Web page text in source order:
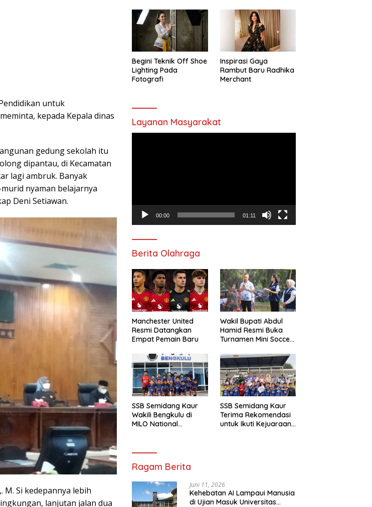
untuk
kepada Kepala dinas
gedung sekolah itu
dipantau, di Kecamatan
lagi ambruk. Banyak
nyaman belajarnya
Deni Setiawan.
M. Si kedepannya lebih
lanjutan jalan dua
Begini Teknik Off Shoe
Lighting Pada
Fotografi
Inspirasi Gaya
Rambut Baru Radhika
Merchant
Layanan Masyarakat
00:00 01:11
Berita Olahraga
Manchester United
Resmi Datangkan
Empat Pemain Baru
Wakil Bupati Abdul
Hamid Resmi Buka
Turnamen Mini Soccer
SSB Semidang Kaur
Wakili Bengkulu di
MILO National
SSB Semidang Kaur
Terima Rekomendasi
untuk Ikuti Kejuaraan
Ragam Berita
Juni 11, 2026
Kehebatan AI Lampaui Manusia
di Ujian Masuk Universitas